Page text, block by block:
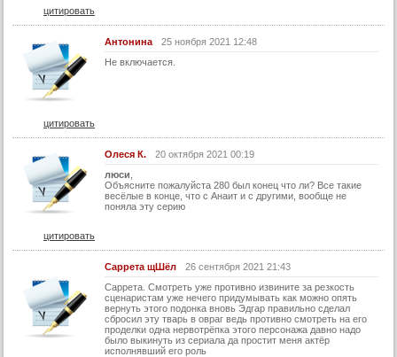
71 серия
72 серия
73 серия
74 серия
75 серия
77 серия
78 серия
82 серия
83 серия
цитировать
Антонина
25 ноября 2021 12:48
Не включается.
цитировать
Олеся К.
20 октября 2021 00:19
люси
Объясните пожалуйста 280 был конец что ли? Все такие
весёлые в конце, что с Анаит и с другими, вообще не
поняла эту серию
цитировать
Саррета щШёл
26 сентября 2021 21:43
Саррета. Смотреть уже противно извините за резкость
сценаристам уже нечего придумывать как можно опять
вернуть этого подонка вновь Эдгар правильно сделал
сбросил эту тварь в овраг ведь противно смотреть на его
проделки одна нервотрёпка этого персонажа давно надо
было выкинуть из сериала да простит меня актёр
исполнявший его роль